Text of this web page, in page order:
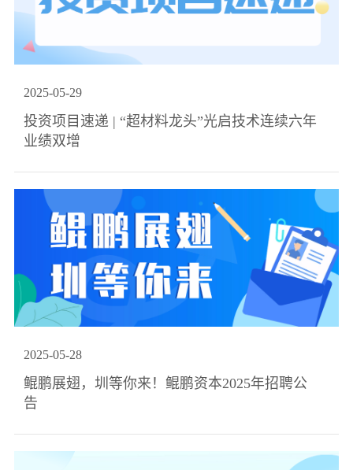
2025-05-29
投资项目速递 | “超材料龙头”光启技术连续六年
业绩双增
2025-05-28
鲲鹏展翅，圳等你来！鲲鹏资本2025年招聘公
告